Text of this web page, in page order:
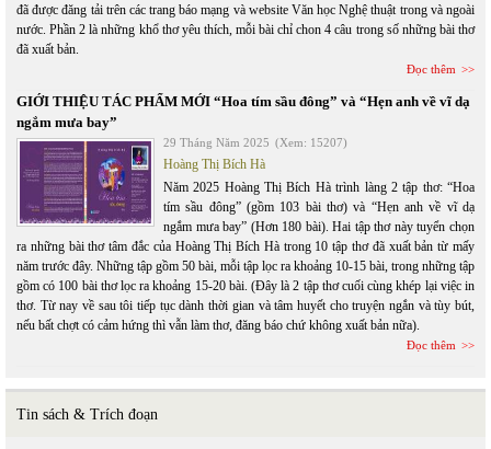
đã được đăng tải trên các trang báo mạng và website Văn học Nghệ thuật trong và ngoài
nước. Phần 2 là những khổ thơ yêu thích, mỗi bài chỉ chon 4 câu trong số những bài thơ
đã xuất bản.
Đọc thêm
GIỚI THIỆU TÁC PHẨM MỚI “Hoa tím sầu đông” và “Hẹn anh về vĩ dạ
ngắm mưa bay”
29 Tháng Năm 2025 (Xem: 15207)
Hoàng Thị Bích Hà
Năm 2025 Hoàng Thị Bích Hà trình làng 2 tập thơ: “Hoa
tím sầu đông” (gồm 103 bài thơ) và “Hẹn anh về vĩ dạ
ngắm mưa bay” (Hơn 180 bài). Hai tập thơ này tuyển chọn
ra những bài thơ tâm đắc của Hoàng Thị Bích Hà trong 10 tập thơ đã xuất bản từ mấy
năm trước đây. Những tập gồm 50 bài, mỗi tập lọc ra khoảng 10-15 bài, trong những tập
gồm có 100 bài thơ lọc ra khoảng 15-20 bài. (Đây là 2 tập thơ cuối cùng khép lại việc in
thơ. Từ nay về sau tôi tiếp tục dành thời gian và tâm huyết cho truyện ngắn và tùy bút,
nếu bất chợt có cảm hứng thì vẫn làm thơ, đăng báo chứ không xuất bản nữa).
Đọc thêm
Tin sách & Trích đoạn